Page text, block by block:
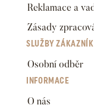
Reklamace a
Zásady
SLUŽBY
Osobní odběr
INFORMACE
O nás